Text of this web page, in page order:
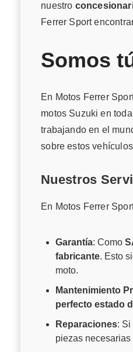
nuestro
Ferrer Sport
Somos
En Motos Ferrer
motos Suzuki en
trabajando en el
sobre estos
Nuestros
En Motos Ferrer
Garantía: Como
fabricante. Esto
moto.
Mantenimiento
perfecto estado
Reparaciones: Si
piezas